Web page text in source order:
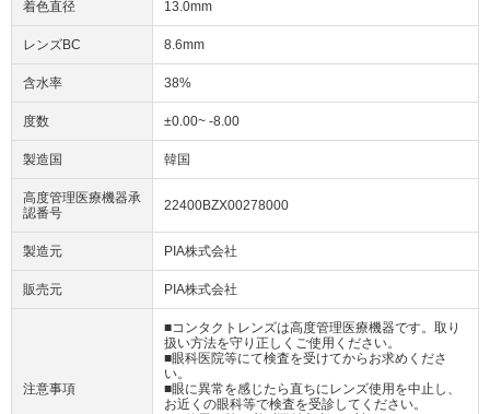
着色直径 13.0mm
レンズBC 8.6mm
含水率 38%
度数 ±0.00~ -8.00
製造国 韓国
高度管理医療機器承
認番号
22400BZX00278000
製造元 PIA株式会社
販売元 PIA株式会社
注意事項
■コンタクトレンズは高度管理医療機器です。取り
扱い方法を守り正しくご使用ください。
■眼科医院等にて検査を受けてからお求めくださ
い。
■眼に異常を感じたら直ちにレンズ使用を中止し、
お近くの眼科等で検査を受診してください。